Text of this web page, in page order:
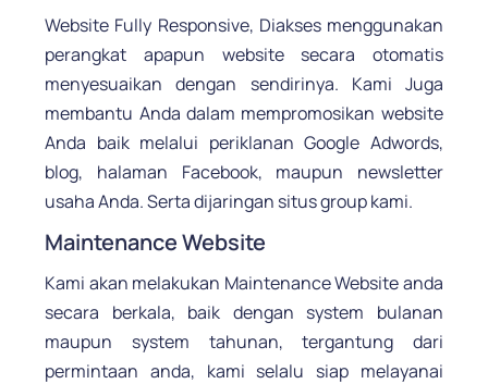
Website Fully Responsive, Diakses menggunakan
perangkat apapun website secara otomatis
menyesuaikan dengan sendirinya. Kami Juga
membantu Anda dalam mempromosikan website
Anda baik melalui periklanan Google Adwords,
blog, halaman Facebook, maupun newsletter
usaha Anda. Serta dijaringan situs group kami.
Maintenance Website
Kami akan melakukan Maintenance Website anda
secara berkala, baik dengan system bulanan
maupun system tahunan, tergantung dari
permintaan anda, kami selalu siap melayanai